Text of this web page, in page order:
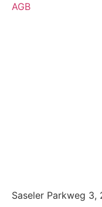
AGB
Saseler Parkweg